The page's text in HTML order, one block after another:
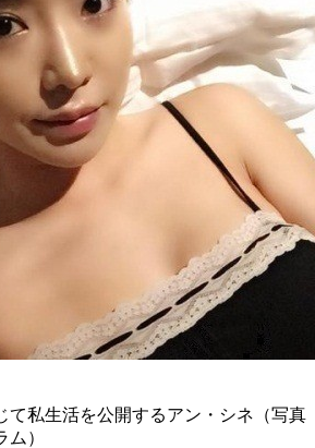
て私生活を公開するアン・シネ（写真
）